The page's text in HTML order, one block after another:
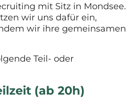
mit Sitz in Mondsee.
wir uns dafür ein,
wir ihre gemeinsamen
Teil- oder
(ab 20h)